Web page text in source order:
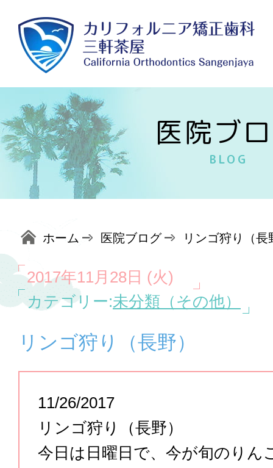
医院ブ
BLOG
ホーム 医院ブログ リンゴ狩り（長
2017年11月28日 (火)
カテゴリー:未分類（その他）
リンゴ狩り（長野）
11/26/2017
リンゴ狩り（長野）
今日は日曜日で、今が旬のりん